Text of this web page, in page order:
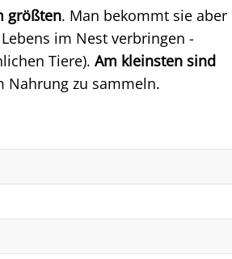
größten. Man bekommt sie aber
im Nest verbringen -
Tiere). Am kleinsten sind
Nahrung zu sammeln.